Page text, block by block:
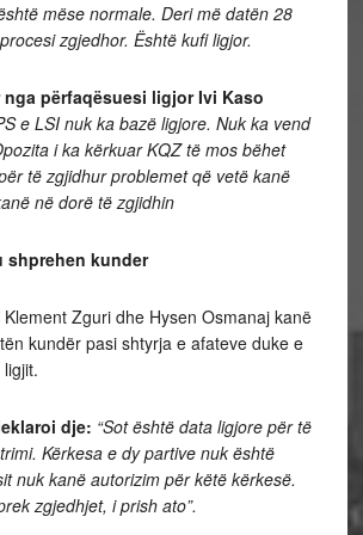
mëse normale. Deri më datën 28
zgjedhor. Është kufi ligjor.
nga përfaqësuesi ligjor Ivi Kaso
e LSI nuk ka bazë ligjore. Nuk ka vend
i ka kërkuar KQZ të mos bëhet
të zgjidhur problemet që vetë kanë
në dorë të zgjidhin
shprehen kunder
Zguri dhe Hysen Osmanaj kanë
kundër pasi shtyrja e afateve duke e
dje: “Sot është data ligjore për të
Kërkesa e dy partive nuk është
nuk kanë autorizim për këtë kërkesë.
zgjedhjet, i prish ato”.